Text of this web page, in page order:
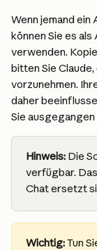
Wenn jemand
können Sie es
verwenden.
bitten Sie
vorzunehmen.
daher
Sie ausgegangen
Hinweis: Die
verfügbar.
Chat ersetzt
Wichtig: Tun